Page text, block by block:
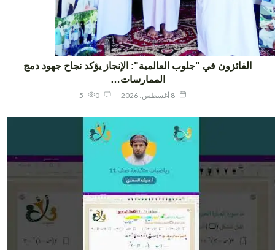
الفائزون في "جلوب العالمية": الإنجاز يؤكد نجاح جهود دمج
الممارسات…
5